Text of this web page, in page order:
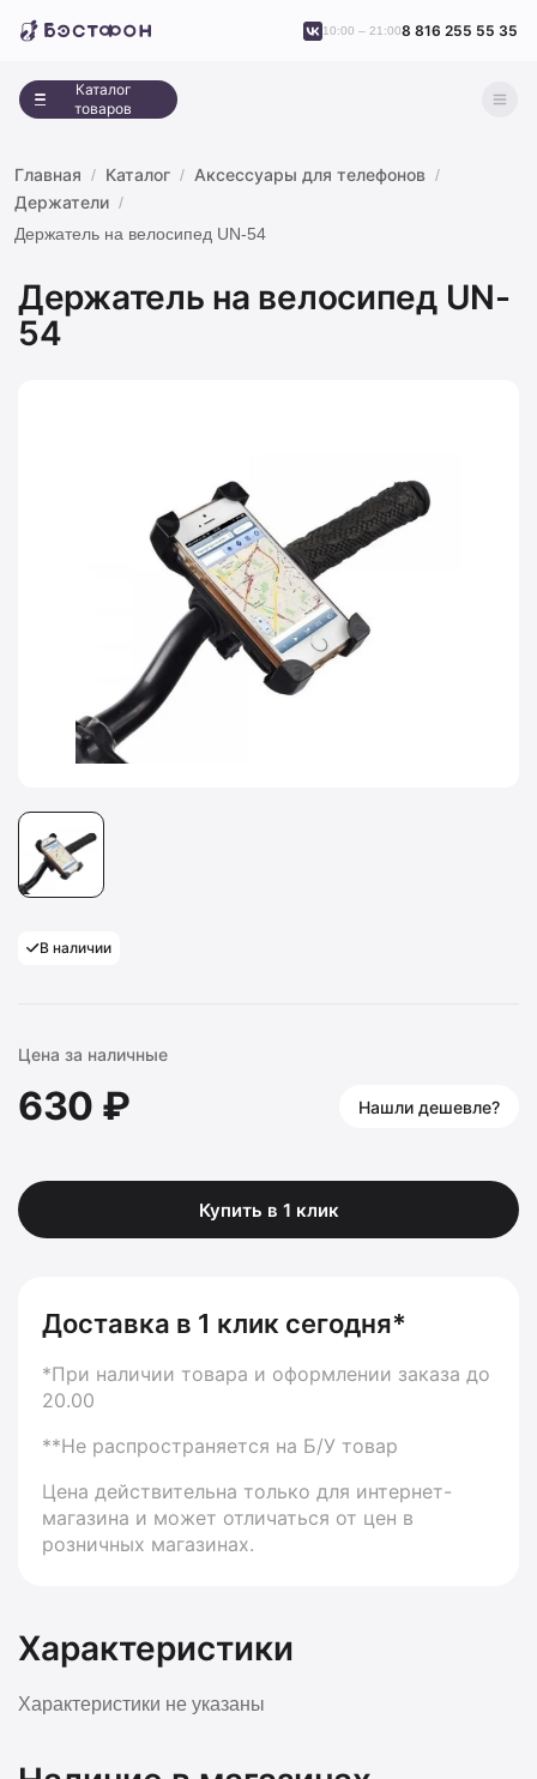
Каталог
товаров
10:00 – 21:008 816 255 55 35
Главная Каталог
Аксессуары для телефонов
Держатели
Держатель на велосипед UN-54
Держатель на велосипед UN-
54
В наличии
Цена за наличные
630 ₽ Нашли дешевле?
Купить в 1 клик
Доставка в 1 клик сегодня*
*При наличии товара и оформлении заказа до
20.00
**Не распространяется на Б/У товар
Цена действительна только для интернет-
магазина и может отличаться от цен в
розничных магазинах.
Характеристики
Характеристики не указаны